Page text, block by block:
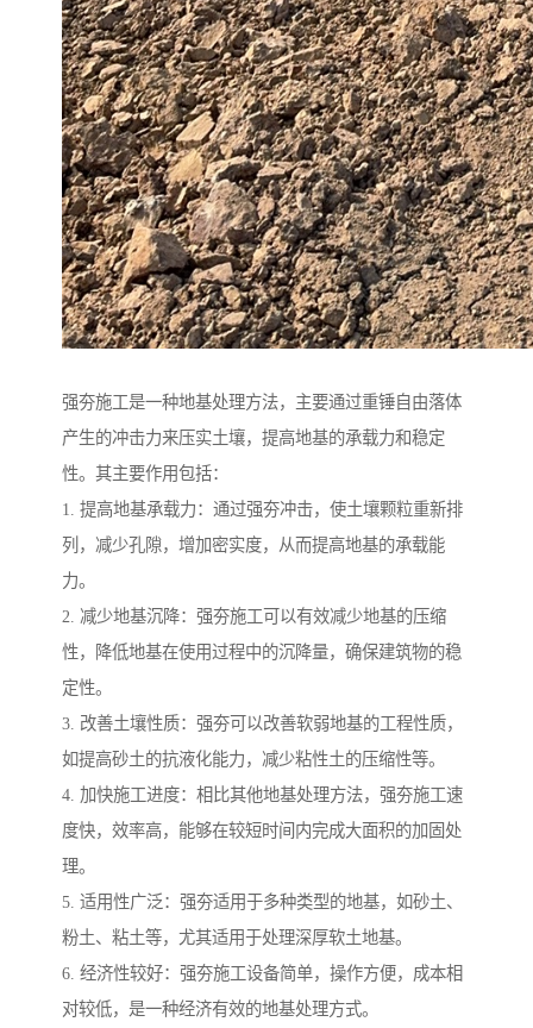
强夯施工是一种地基处理方法，主要通过重锤自由落体
产生的冲击力来压实土壤，提高地基的承载力和稳定
性。其主要作用包括：
1. 提高地基承载力：通过强夯冲击，使土壤颗粒重新排
列，减少孔隙，增加密实度，从而提高地基的承载能
力。
2. 减少地基沉降：强夯施工可以有效减少地基的压缩
性，降低地基在使用过程中的沉降量，确保建筑物的稳
定性。
3. 改善土壤性质：强夯可以改善软弱地基的工程性质，
如提高砂土的抗液化能力，减少粘性土的压缩性等。
4. 加快施工进度：相比其他地基处理方法，强夯施工速
度快，效率高，能够在较短时间内完成大面积的加固处
理。
5. 适用性广泛：强夯适用于多种类型的地基，如砂土、
粉土、粘土等，尤其适用于处理深厚软土地基。
6. 经济性较好：强夯施工设备简单，操作方便，成本相
对较低，是一种经济有效的地基处理方式。